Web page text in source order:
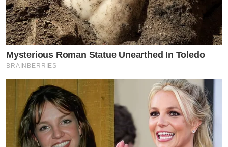
Mysterious Roman Statue Unearthed In Toledo
BRAINBERRIES